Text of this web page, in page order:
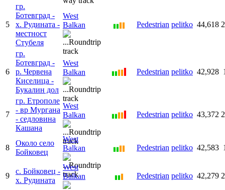
5
гр.
Ботевград -
х. Рудината -
местност
Стубеля
West
Balkan
Pedestrian pelitko 44,618
6
гр.
Ботевград -
р. Червена
Киселица -
Букалин дол
West
Balkan
Pedestrian pelitko 42,928
7
гр. Етрополе
- вр Мургана
- седловина
Кашана
West
Balkan
Pedestrian pelitko 43,372
8
Около село
Бойковец
West
Balkan
Pedestrian pelitko 42,583
9
с. Бойковец -
х. Рудината
West
Balkan
Pedestrian pelitko 42,279